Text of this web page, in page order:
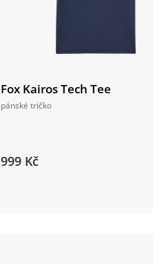
Fox Kairos Tech Tee
pánské tričko
999 Kč